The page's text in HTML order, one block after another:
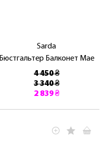
Sarda
Бюстгальтер Балконет Mae
4 450 ₴
3 340 ₴
2 839 ₴